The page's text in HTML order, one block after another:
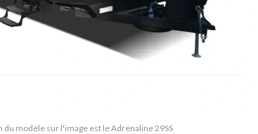
du modèle sur l'image est le Adrenaline 29SS